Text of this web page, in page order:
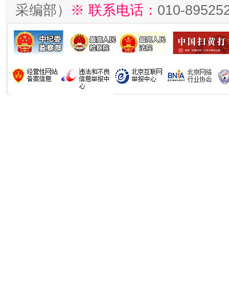
采编部） ※ 联系电话： 010-